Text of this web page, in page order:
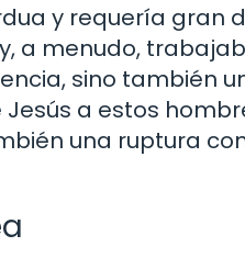
y requería gran
a menudo,
sino también
a estos
una ruptura